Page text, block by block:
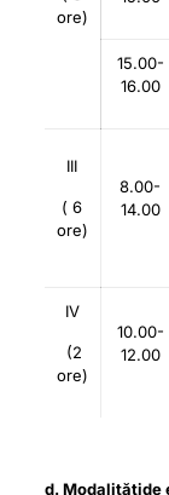
ore)
15.00-
16.00
III
( 6
ore)
8.00-
14.00
IV
(2
ore)
10.00-
12.00
d. Modalităţide